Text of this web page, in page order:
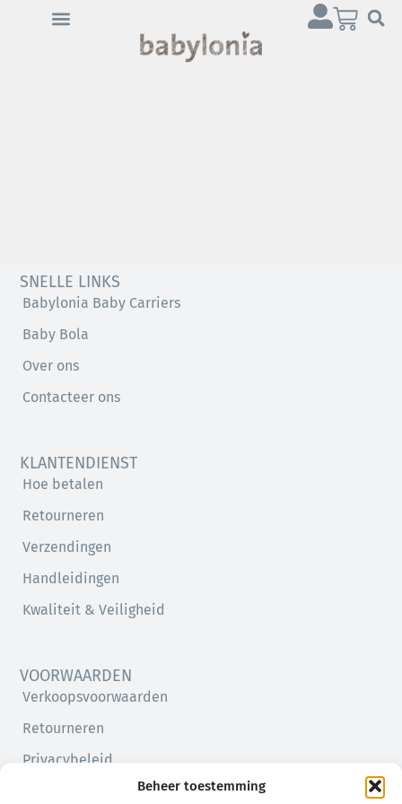
Beheer toestemming
SNELLE LINKS
Babylonia Baby Carriers
Baby Bola
Over ons
Contacteer ons
KLANTENDIENST
Hoe betalen
Retourneren
Verzendingen
Handleidingen
Kwaliteit & Veiligheid
VOORWAARDEN
Verkoopsvoorwaarden
Retourneren
Privacybeleid
Cookiebeleid (EU)